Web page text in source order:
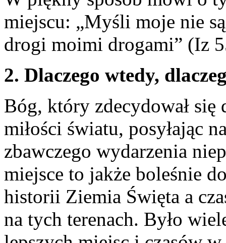
miejscu: „Myśli moje nie
drogi moimi drogami” (Iz
2. Dlaczego wtedy,
Bóg, który zdecydował się
miłości światu, posyłając
zbawczego wydarzenia
miejsce to jakże boleśnie
historii Ziemia Święta a
na tych terenach. Było